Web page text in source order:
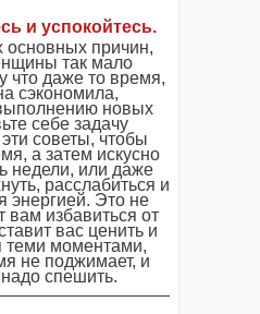
и успокойтесь.
причин,
так мало
что даже то время,
сэкономила,
новых
себе задачу
советы, чтобы
а затем искусно
недели, или даже
расслабиться и
энергией. Это не
вам избавиться от
вас ценить и
теми моментами,
не поджимает, и
спешить.